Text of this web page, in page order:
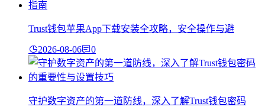
Trust钱包苹果App下载安装全攻略，安全操作与避
2026-08-06 0
守护数字资产的第一道防线，深入了解Trust钱包密码